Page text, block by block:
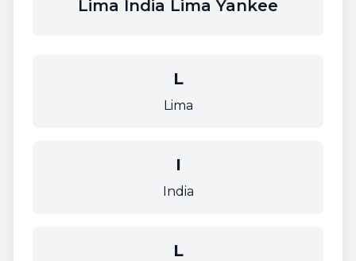
Lima India Lima Yankee
L
Lima
I
India
L